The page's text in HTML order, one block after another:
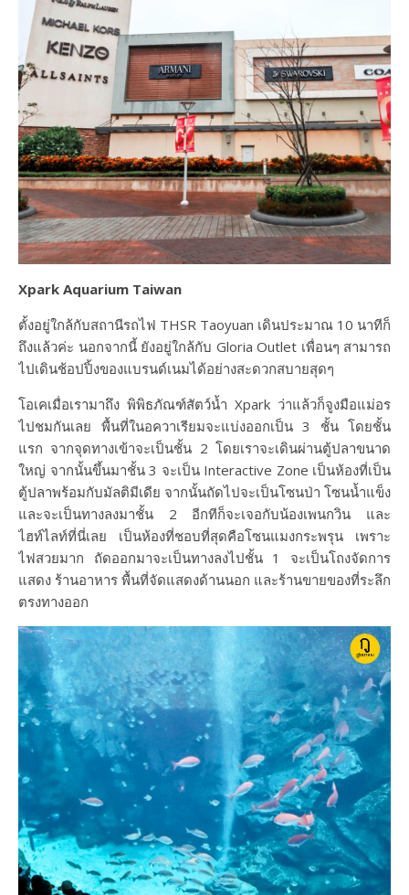
Xpark Aquarium Taiwan
ตั้งอยู่ใกล้กับสถานีรถไฟ THSR Taoyuan เดินประมาณ 10 นาทีก็
ถึงแล้วค่ะ นอกจากนี้ ยังอยู่ใกล้กับ Gloria Outlet เพื่อนๆ สามารถ
ไปเดินช้อปปิ้งของแบรนด์เนมได้อย่างสะดวกสบายสุดๆ
โอเคเมื่อเรามาถึง พิพิธภัณฑ์สัตว์น้ำ Xpark ว่าแล้วก็จูงมือแม่อร
ไปชมกันเลย พื้นที่ในอควาเรียมจะแบ่งออกเป็น 3 ชั้น โดยชั้น
แรก จากจุดทางเข้าจะเป็นชั้น 2 โดยเราจะเดินผ่านตู้ปลาขนาด
ใหญ่ จากนั้นขึ้นมาชั้น 3 จะเป็น Interactive Zone เป็นห้องที่เป็น
ตู้ปลาพร้อมกับมัลติมีเดีย จากนั้นถัดไปจะเป็นโซนป่า โซนน้ำแข็ง
และจะเป็นทางลงมาชั้น 2 อีกทีก็จะเจอกับน้องเพนกวิน และ
ไฮท์ไลท์ที่นี่เลย เป็นห้องที่ชอบที่สุดคือโซนแมงกระพรุน เพราะ
ไฟสวยมาก ถัดออกมาจะเป็นทางลงไปชั้น 1 จะเป็นโถงจัดการ
แสดง ร้านอาหาร พื้นที่จัดแสดงด้านนอก และร้านขายของที่ระลึก
ตรงทางออก